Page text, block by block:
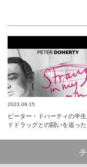
2023.09.15
ピーター・ドハーティの半
ドドラッグとの闘いを追っ